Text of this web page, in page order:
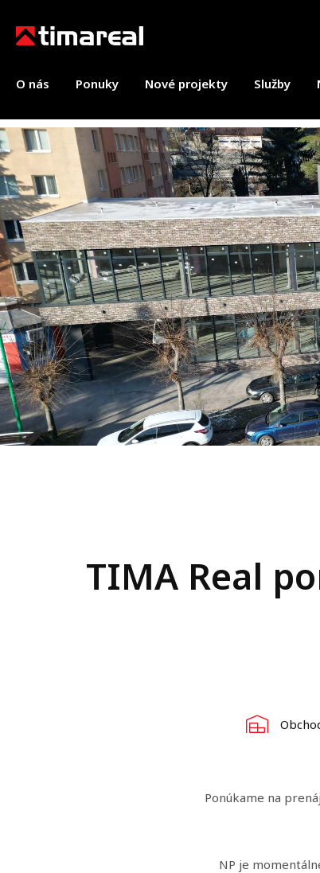
O nás Ponuky Nové projekty Služby
TIMA Real
Ponúkame na
NP je